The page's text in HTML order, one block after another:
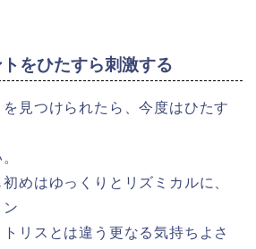
をひたすら刺激する
見つけられたら、今度はひたす
めはゆっくりとリズミカルに、
リスとは違う更なる気持ちよさ